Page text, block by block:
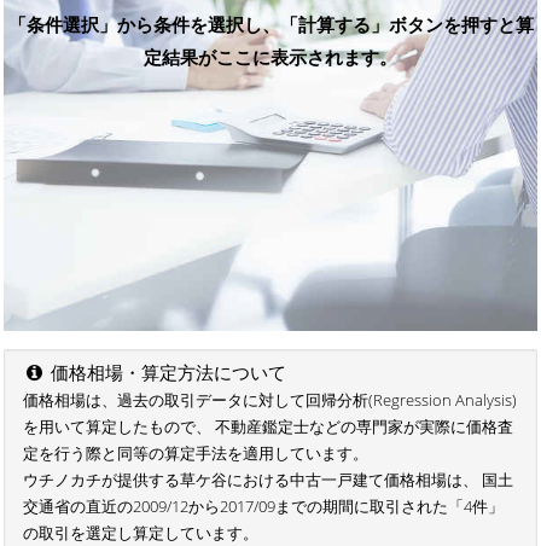
「条件選択」から条件を選択し、「計算する」ボタンを押すと算
定結果がここに表示されます。
価格相場・算定方法について
価格相場は、過去の取引データに対して回帰分析(Regression Analysis)
を用いて算定したもので、 不動産鑑定士などの専門家が実際に価格査
定を行う際と同等の算定手法を適用しています。
ウチノカチが提供する草ケ谷における中古一戸建て価格相場は、 国土
交通省の直近の2009/12から2017/09までの期間に取引された「4件」
の取引を選定し算定しています。